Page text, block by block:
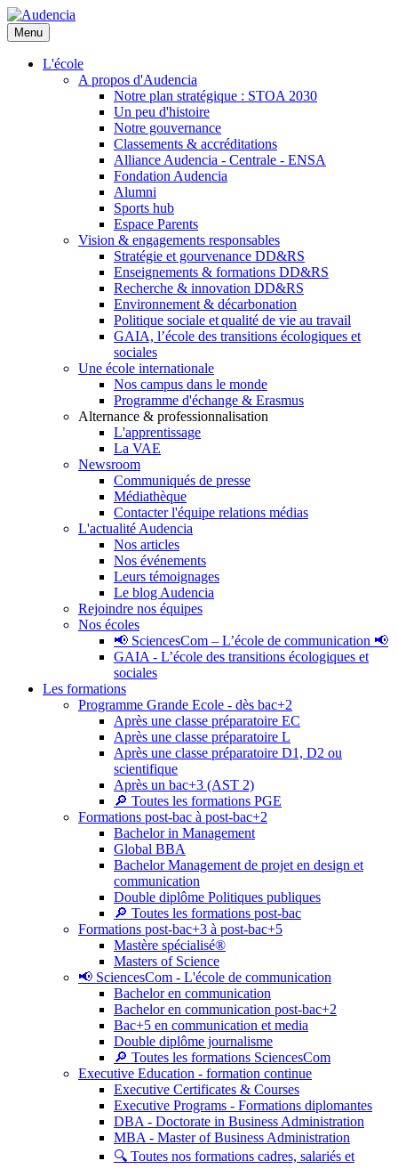
Aller
au
contenu
principal
Menu
L'école
A propos d'Audencia
Notre plan stratégique : STOA 2030
Un peu d'histoire
Notre gouvernance
Classements & accréditations
Alliance Audencia - Centrale - ENSA
Fondation Audencia
Alumni
Sports hub
Espace Parents
Vision & engagements responsables
Stratégie et gourvenance DD&RS
Enseignements & formations DD&RS
Recherche & innovation DD&RS
Environnement & décarbonation
Politique sociale et qualité de vie au travail
GAIA, l’école des transitions écologiques et
sociales
Une école internationale
Nos campus dans le monde
Programme d'échange & Erasmus
Alternance & professionnalisation
L'apprentissage
La VAE
Newsroom
Communiqués de presse
Médiathèque
Contacter l'équipe relations médias
L'actualité Audencia
Nos articles
Nos événements
Leurs témoignages
Le blog Audencia
Rejoindre nos équipes
Nos écoles
📢 SciencesCom – L’école de communication 📢
GAIA - L’école des transitions écologiques et
sociales
Les formations
Programme Grande Ecole - dès bac+2
Après une classe préparatoire EC
Après une classe préparatoire L
Après une classe préparatoire D1, D2 ou
scientifique
Après un bac+3 (AST 2)
🔎 Toutes les formations PGE
Formations post-bac à post-bac+2
Bachelor in Management
Global BBA
Bachelor Management de projet en design et
communication
Double diplôme Politiques publiques
🔎 Toutes les formations post-bac
Formations post-bac+3 à post-bac+5
Mastère spécialisé®
Masters of Science
📢 SciencesCom - L'école de communication
Bachelor en communication
Bachelor en communication post-bac+2
Bac+5 en communication et media
Double diplôme journalisme
🔎 Toutes les formations SciencesCom
Executive Education - formation continue
Executive Certificates & Courses
Executive Programs - Formations diplomantes
DBA - Doctorate in Business Administration
MBA - Master of Business Administration
🔍 Toutes nos formations cadres, salariés et